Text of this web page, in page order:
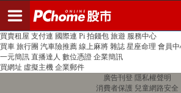
PChome首頁 線上購物 24h購物 書店
買賣租屋 支付連 國際連 Pi 拍錢包 旅遊 服務中心
買車 旅行團 汽車險推薦 線上麻將 雜誌 星座命理 會員
一元簡訊 直播達人 數位憑證 企業簡訊
買網址 虛擬主機 企業郵件
廣告刊登 隱私權聲明
消費者保護 兒童網路安全